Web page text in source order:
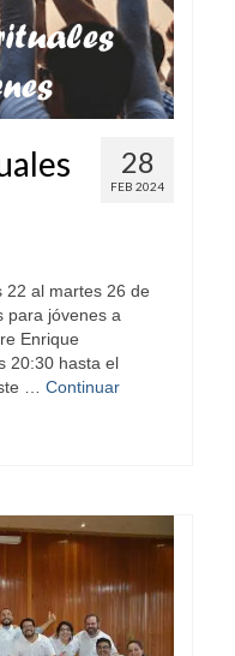
28
FEB 2024
22 al martes 26 de
para jóvenes a
Enrique
20:30 hasta el
… Continuar